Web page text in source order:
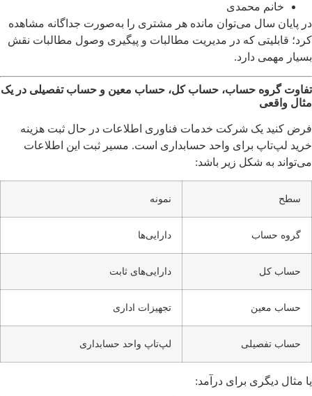
خانم محمدی
در پایان سال می‌توان مانده هر مشتری را به‌صورت جداگانه مشاهده
کرد؛ قابلیتی که در مدیریت مطالبات و پیگیری وصول مطالبات نقش
بسیار مهمی دارد.
تفاوت گروه حساب، حساب کل، حساب معین و حساب تفصیلی در یک
مثال واقعی
فرض کنید یک شرکت خدمات فناوری اطلاعات در حال ثبت هزینه
خرید لپ‌تاپ برای واحد حسابداری است. مسیر ثبت این اطلاعات
می‌تواند به شکل زیر باشد:
سطح نمونه
گروه حساب دارایی‌ها
حساب کل دارایی‌های ثابت
حساب معین تجهیزات اداری
حساب تفصیلی لپ‌تاپ واحد حسابداری
یا مثال دیگری برای درآمد: